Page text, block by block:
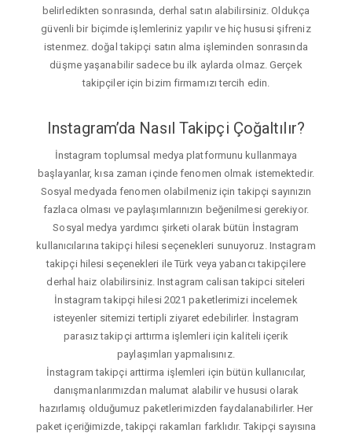
belirledikten sonrasında, derhal satın alabilirsiniz. Oldukça
güvenli bir biçimde işlemleriniz yapılır ve hiç hususi şifreniz
istenmez. doğal takipçi satın alma işleminden sonrasında
düşme yaşanabilir sadece bu ilk aylarda olmaz. Gerçek
takipçiler için bizim firmamızı tercih edin.
Instagram’da Nasıl Takipçi Çoğaltılır?
İnstagram toplumsal medya platformunu kullanmaya
başlayanlar, kısa zaman içinde fenomen olmak istemektedir.
Sosyal medyada fenomen olabilmeniz için takipçi sayınızın
fazlaca olması ve paylaşımlarınızın beğenilmesi gerekiyor.
Sosyal medya yardımcı şirketi olarak bütün İnstagram
kullanıcılarına takipçi hilesi seçenekleri sunuyoruz. Instagram
takipçi hilesi seçenekleri ile Türk veya yabancı takipçilere
derhal haiz olabilirsiniz. Instagram calisan takipci siteleri
İnstagram takipçi hilesi 2021 paketlerimizi incelemek
isteyenler sitemizi tertipli ziyaret edebilirler. İnstagram
parasız takipçi arttırma işlemleri için kaliteli içerik
paylaşımları yapmalısınız.
İnstagram takipçi arttirma işlemleri için bütün kullanıcılar,
danışmanlarımızdan malumat alabilir ve hususi olarak
hazırlamış olduğumuz paketlerimizden faydalanabilirler. Her
paket içeriğimizde, takipçi rakamları farklıdır. Takipçi sayısına